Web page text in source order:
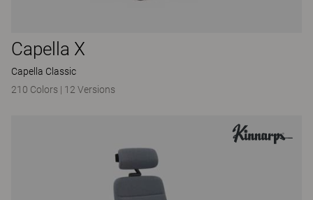
Capella X
Capella Classic
210 Colors | 12 Versions